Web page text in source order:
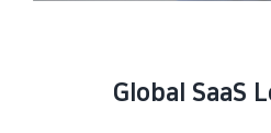
Global SaaS